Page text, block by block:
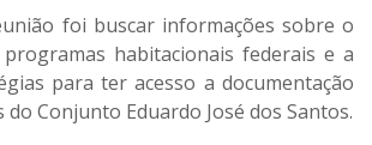
foi buscar informações sobre o
habitacionais federais e a
para ter acesso a documentação
Conjunto Eduardo José dos Santos.